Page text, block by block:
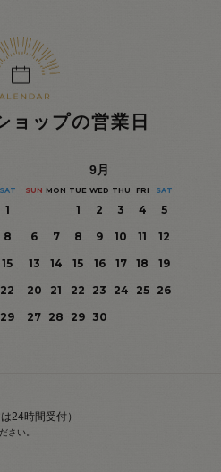
ョップの営業日
SAT
1
8
15
22
29
9月
SUN MON TUE WED THU FRI SAT
1 2 3 4
5
6
7 8 9 10 11
12
13
14 15 16 17 18
19
20
21 22 23 24 25
26
27 28 29 30
24時間受付）
さい。